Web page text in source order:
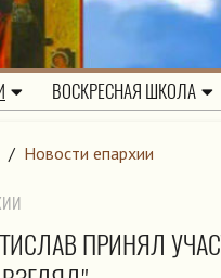
ВОСКРЕСНАЯ ШКОЛА
/ Новости епархии
ПРИНЯЛ